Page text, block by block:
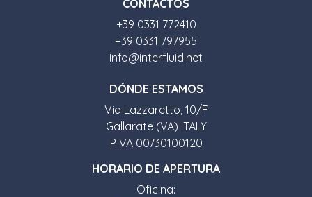
CONTACTOS
+39 0331 772410
+39 0331 797955
info@interfluid.net
DÓNDE ESTAMOS
Via Lazzaretto, 10/F
Gallarate (VA) ITALY
P.IVA 00730100120
HORARIO DE APERTURA
Oficina: